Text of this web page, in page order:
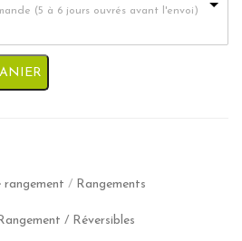
(5 à 6 jours ouvrés avant l'envoi)
Coton Fait Main - Garenne
rangement / Rangements
/ Réversibles